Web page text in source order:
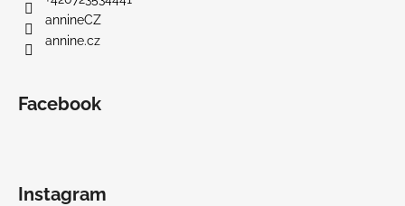
annineCZ
annine.cz
Facebook
Instagram